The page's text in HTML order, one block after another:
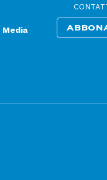
Media